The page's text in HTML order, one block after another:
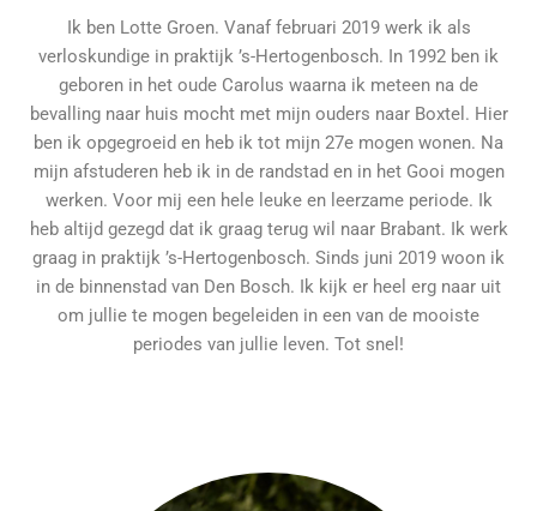
Ik ben Lotte Groen. Vanaf februari 2019 werk ik als
verloskundige in praktijk ’s-Hertogenbosch. In 1992 ben ik
geboren in het oude Carolus waarna ik meteen na de
bevalling naar huis mocht met mijn ouders naar Boxtel. Hier
ben ik opgegroeid en heb ik tot mijn 27e mogen wonen. Na
mijn afstuderen heb ik in de randstad en in het Gooi mogen
werken. Voor mij een hele leuke en leerzame periode. Ik
heb altijd gezegd dat ik graag terug wil naar Brabant. Ik werk
graag in praktijk ’s-Hertogenbosch. Sinds juni 2019 woon ik
in de binnenstad van Den Bosch. Ik kijk er heel erg naar uit
om jullie te mogen begeleiden in een van de mooiste
periodes van jullie leven. Tot snel!